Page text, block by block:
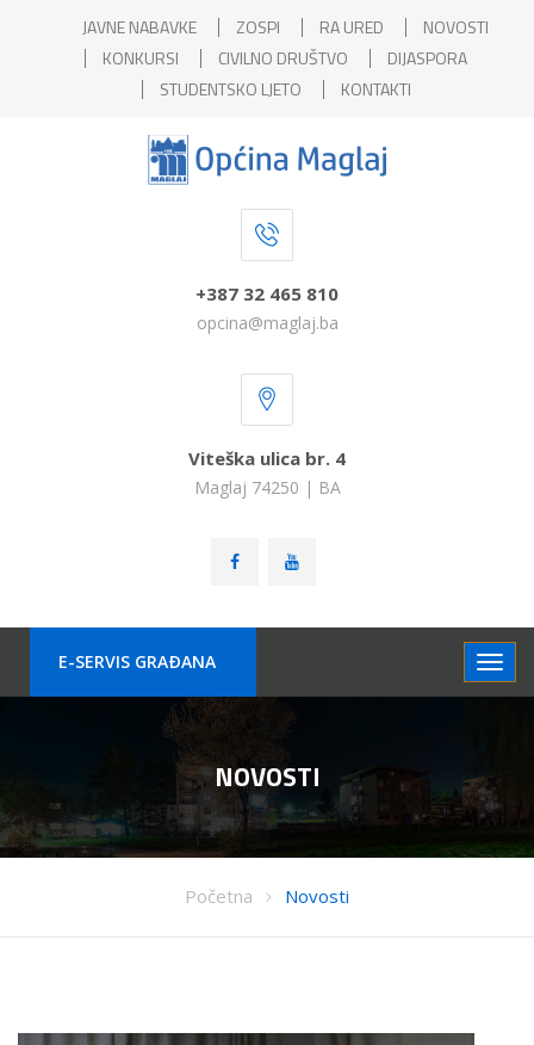
JAVNE NABAVKE ZOSPI RA URED
NOVOSTI
KONKURSI
CIVILNO DRUŠTVO
DIJASPORA
STUDENTSKO LJETO
KONTAKTI
+387 32 465 810
opcina@maglaj.ba
Viteška ulica br. 4
Maglaj 74250 | BA
E-SERVIS GRAÐANA
NOVOSTI
Početna Novosti